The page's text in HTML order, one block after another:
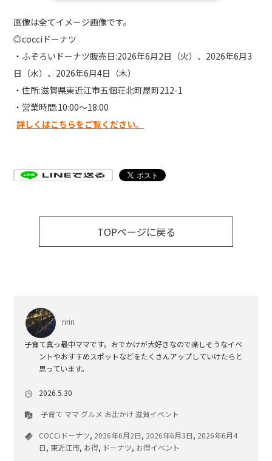
画像は全てイメージ画像です。
◎cocciドーナツ
・ふぞろいドーナツ販売日:2026年6月2日（火）、2026年6月3
日（水）、2026年6月4日（木）
・住所:滋賀県東近江市五個荘北町屋町212-1
・営業時間:10:00〜18:00
詳しくはこちらをご覧ください。
TOPページに戻る
ririn
子育て真っ最中ママです。おでかけが大好きなので楽しそうなイベ
ントやおすすめスポットなどをたくさんアップしていけたらと
思っています。
2026.5.30
子育て ママ グルメ お出かけ 滋賀イベント
COCCiドーナツ, 2026年6月2日, 2026年6月3日, 2026年6月4
日, 東近江市, お得, ドーナツ, お得イベント